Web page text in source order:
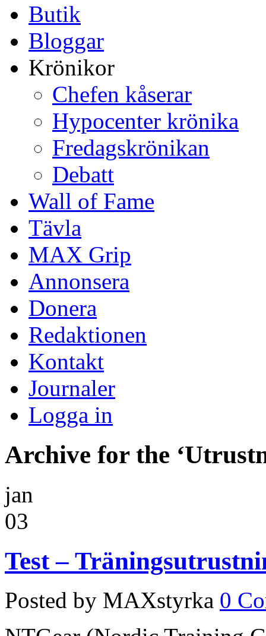
Butik
Bloggar
Krönikor
Chefen kåserar
Hypocenter krönika
Fredagskrönikan
Debatt
Wall of Fame
Tävla
MAX Grip
Annonsera
Donera
Redaktionen
Kontakt
Journaler
Logga in
Archive for the
jan
03
Test –
Posted by MAXstyrka 0